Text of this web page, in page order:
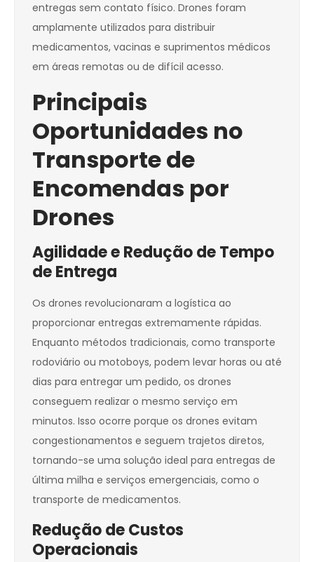
entregas sem contato físico. Drones foram
amplamente utilizados para distribuir
medicamentos, vacinas e suprimentos médicos
em áreas remotas ou de difícil acesso.
Principais
Oportunidades no
Transporte de
Encomendas por
Drones
Agilidade e Redução de Tempo
de Entrega
Os drones revolucionaram a logística ao
proporcionar entregas extremamente rápidas.
Enquanto métodos tradicionais, como transporte
rodoviário ou motoboys, podem levar horas ou até
dias para entregar um pedido, os drones
conseguem realizar o mesmo serviço em
minutos. Isso ocorre porque os drones evitam
congestionamentos e seguem trajetos diretos,
tornando-se uma solução ideal para entregas de
última milha e serviços emergenciais, como o
transporte de medicamentos.
Redução de Custos
Operacionais